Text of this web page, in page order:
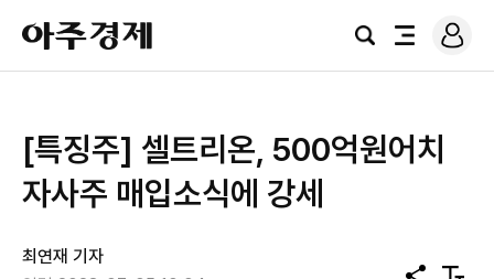
아
주
경
검
전
로
그
[특징주] 셀트리온, 500억원어치
자사주 매입소식에 강세
최연재 기자